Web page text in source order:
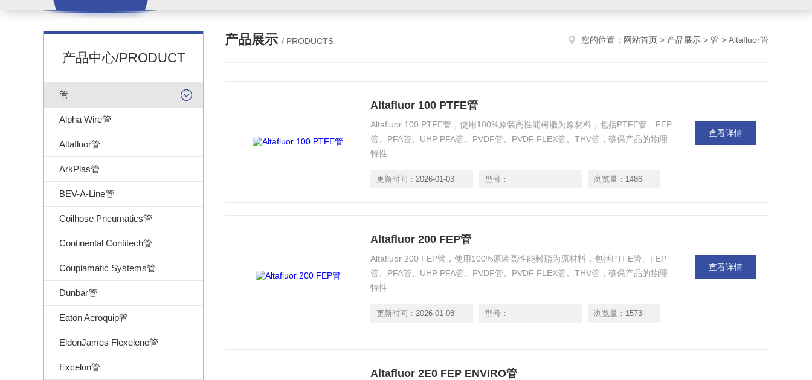
产品中心/PRODUCT
管
Alpha Wire管
Altafluor管
ArkPlas管
BEV-A-Line管
Coilhose Pneumatics管
Continental Contitech管
Couplamatic Systems管
Dunbar管
Eaton Aeroquip管
EldonJames Flexelene管
Excelon管
产品展示 / PRODUCTS 您的位置： 网站首页 > 产品展示 > 管 > Altafluor管
Altafluor 100 PTFE管
Altafluor 100 PTFE管，使用100%原装高性能树脂为原材料，包括PTFE管、FEP
管、PFA管、UHP PFA管、PVDF管、PVDF FLEX管、THV管，确保产品的物理
特性
更新时间： 2026-01-03 型号： 浏览量： 1486
查看详情
Altafluor 200 FEP管
Altafluor 200 FEP管，使用100%原装高性能树脂为原材料，包括PTFE管、FEP
管、PFA管、UHP PFA管、PVDF管、PVDF FLEX管、THV管，确保产品的物理
特性
更新时间： 2026-01-08 型号： 浏览量： 1573
查看详情
Altafluor 2E0 FEP ENVIRO管